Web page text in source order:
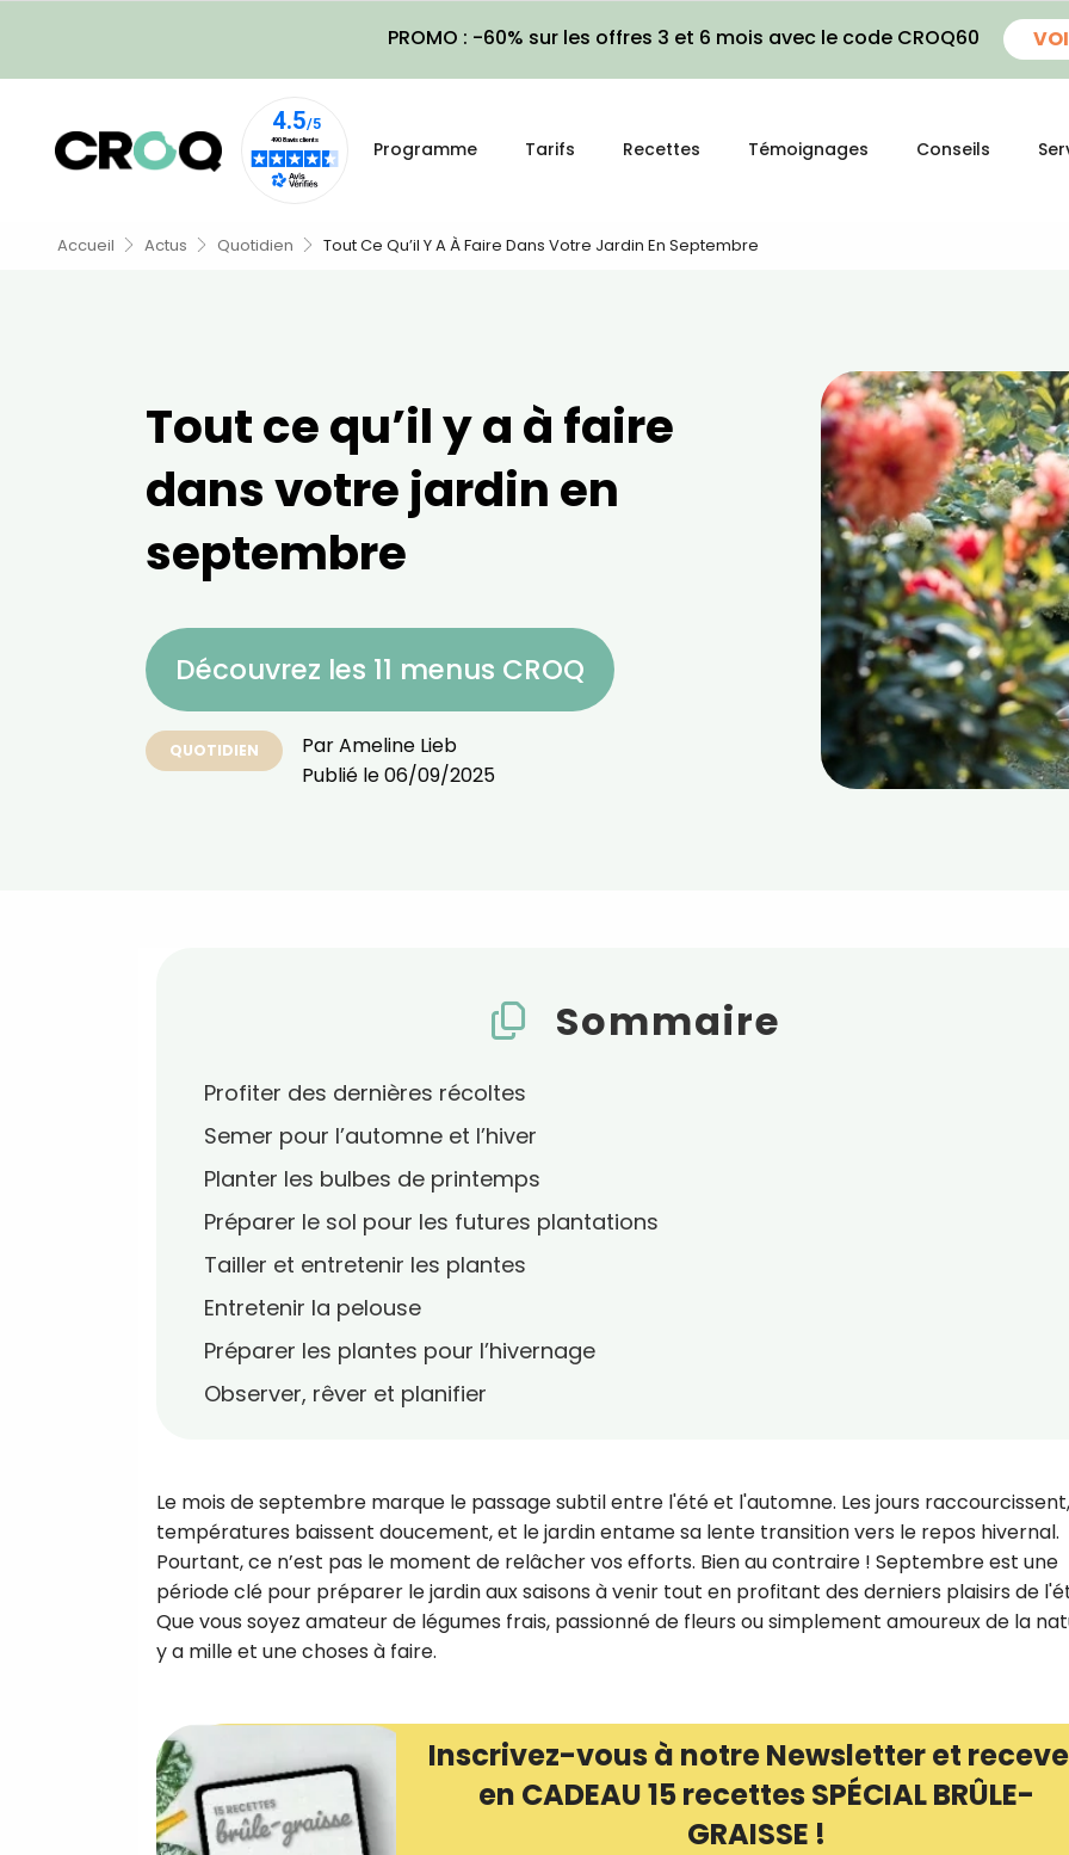
PROMO : -60% sur les offres 3 et 6 mois avec le code CROQ60
Programme Tarifs Recettes Témoignages Conseils
Accueil Actus Quotidien Tout Ce Qu’il Y A À Faire Dans Votre Jardin En Septembre
Tout ce qu’il y a à faire
dans votre jardin en
septembre
Découvrez les 11 menus CROQ
QUOTIDIEN ParAmeline Lieb
Publié le06/09/2025
Sommaire
Profiter des dernières récoltes
Semer pour l’automne et l’hiver
Planter les bulbes de printemps
Préparer le sol pour les futures plantations
Tailler et entretenir les plantes
Entretenir la pelouse
Préparer les plantes pour l’hivernage
Observer, rêver et planifier
Le mois de septembre marque le passage subtil entre l'été et l'automne. Les jours
températures baissent doucement, et le jardin entame sa lente transition vers le repos hivernal.
Pourtant, ce n’est pas le moment de relâcher vos efforts. Bien au contraire ! Septembre est une
période clé pour préparer le jardin aux saisons à venir tout en profitant des derniers plaisirs de
Que vous soyez amateur de légumes frais, passionné de fleurs ou simplement amoureux de la
y a mille et une choses à faire.
Inscrivez-vous à notre Newsletter et
en CADEAU 15 recettes SPÉCIAL BRÛLE-
GRAISSE !